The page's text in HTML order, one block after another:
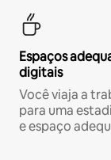
Espaços
digitais
Você viaja a
para uma
e espaço